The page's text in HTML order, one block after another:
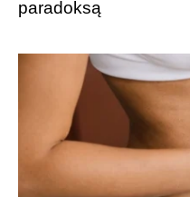
paradoksą